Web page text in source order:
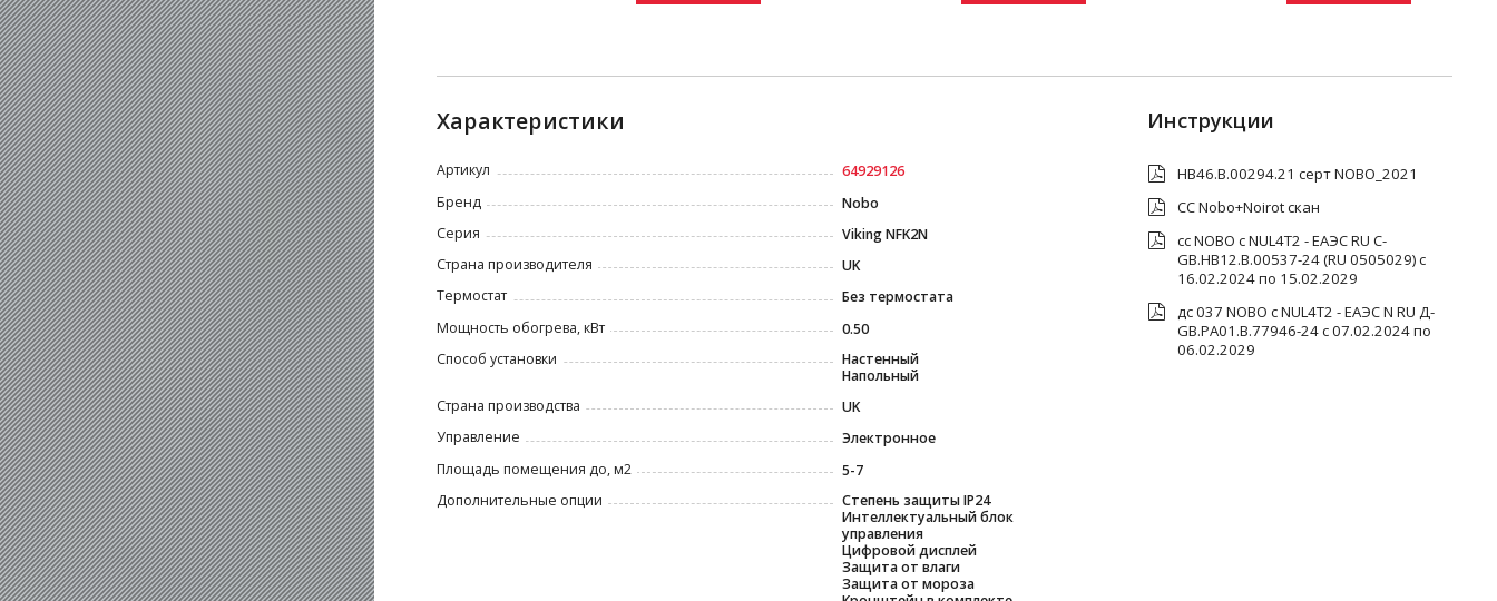
Характеристики
Артикул
64929126
Бренд
Nobo
Серия
Viking NFK2N
Страна производителя
UK
Термостат
Без термостата
Мощность обогрева, кВт
0.50
Способ установки
Настенный
Напольный
Страна производства
UK
Управление
Электронное
Площадь помещения до, м2
5-7
Дополнительные опции
Степень защиты IP24
Интеллектуальный блок
управления
Цифровой дисплей
Защита от влаги
Защита от мороза
Инструкции
НВ46.В.00294.21 серт NOBO_2021
СС Nobo+Noirot скан
сс NOBO с NUL4T2 - ЕАЭС RU C-
GB.HB12.B.00537-24 (RU 0505029) c
16.02.2024 по 15.02.2029
дс 037 NOBO с NUL4T2 - ЕАЭС N RU Д-
GB.PA01.B.77946-24 c 07.02.2024 по
06.02.2029